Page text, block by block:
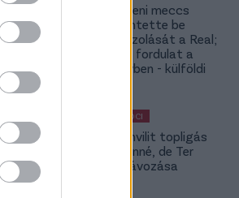
A Fradi elleni meccs
előtt jelentette be
rekordigazolását a Real;
hatalmas fordulat a
Rodri-ügyben - külföldi
MAGYAR FOCI
Yaakobishvilit topligás
csapat vinné, de Ter
Stegen távozása